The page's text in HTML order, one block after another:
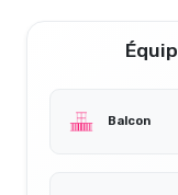
Balcon